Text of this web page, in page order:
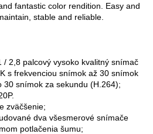
fantastic color rendition. Easy and
stable and reliable.
/ 2,8 palcový vysoko kvalitný snímač
s frekvenciou snímok až 30 snímok
30 snímok za sekundu (H.264);
zväčšenie;
dva všesmerové snímače
potlačenia šumu;